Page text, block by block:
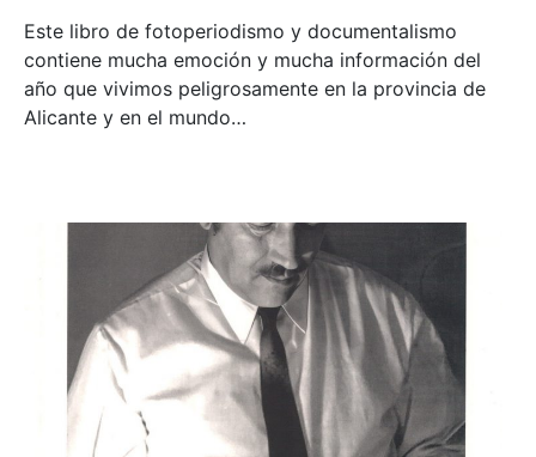
Este libro de fotoperiodismo y documentalismo
contiene mucha emoción y mucha información del
año que vivimos peligrosamente en la provincia de
Alicante y en el mundo…